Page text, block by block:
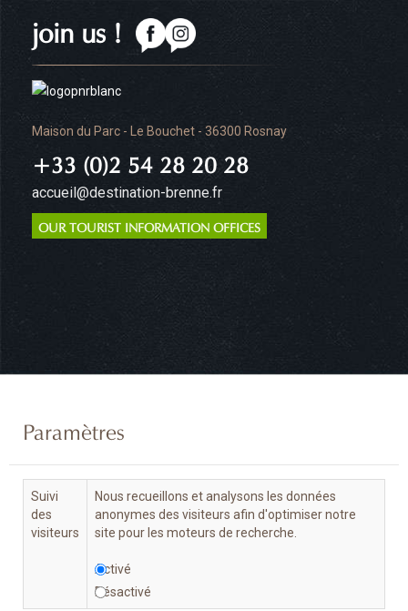
Maison du Parc - Le Bouchet - 36300 Rosnay
+33 (0)2 54 28 20 28
accueil@destination-brenne.fr
OUR TOURIST INFORMATION OFFICES
join us !
Paramètres
Suivi
des
visiteurs
Nous recueillons et analysons les données
anonymes des visiteurs afin d'optimiser notre
site pour les moteurs de recherche.
Activé
Désactivé